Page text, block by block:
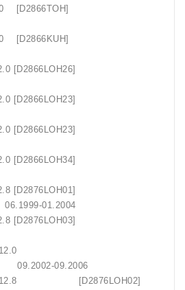
[D2866TOH]
[D2866KUH]
[D2866LOH26]
[D2866LOH23]
[D2866LOH23]
[D2866LOH34]
06.1999-01.2004
[D2876LOH03]
12.0
09.2002-09.2006
12.8 [D2876LOH02]